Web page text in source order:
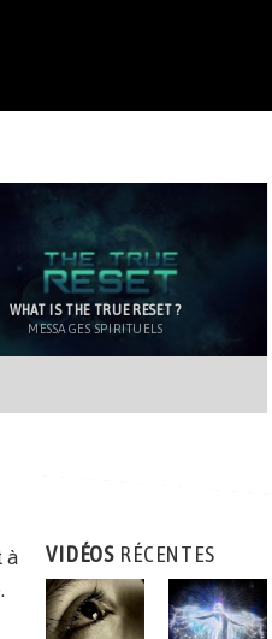
WHAT IS THE TRUE RESET ?
MESSAGES SPIRITUELS
à
VIDÉOS RÉCENTES